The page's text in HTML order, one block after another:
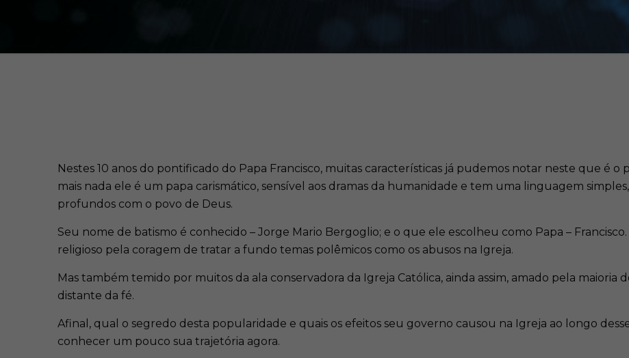
Nestes 10 anos do pontificado do Papa Francisco, muitas características já pudemos notar neste que é
mais nada ele é um papa carismático, sensível aos dramas da humanidade e tem uma linguagem
profundos com o povo de Deus.
Seu nome de batismo é conhecido – Jorge Mario Bergoglio; e o que ele escolheu como Papa –
religioso pela coragem de tratar a fundo temas polêmicos como os abusos na Igreja.
Mas também temido por muitos da ala conservadora da Igreja Católica, ainda assim, amado pela maioria
distante da fé.
Afinal, qual o segredo desta popularidade e quais os efeitos seu governo causou na Igreja ao longo
conhecer um pouco sua trajetória agora.